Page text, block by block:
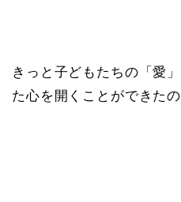
きっと子どもたちの「愛
た心を開くことができたの